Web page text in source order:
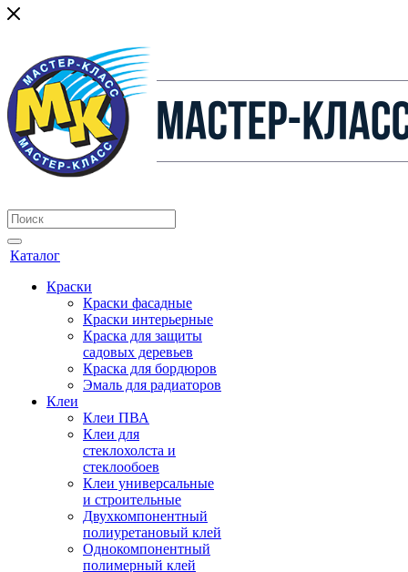
Каталог
Краски
Краски фасадные
Краски интерьерные
Краска для защиты
садовых деревьев
⁠Краска для бордюров
Эмаль для радиаторов
Клеи
Клеи ПВА
Клеи для
стеклохолста и
стеклообоев
Клеи универсальные
и строительные
Двухкомпонентный
полиуретановый клей
Однокомпонентный
полимерный клей